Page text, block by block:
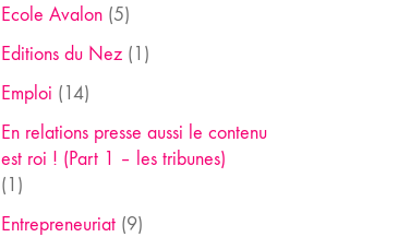
Ecole Avalon(5)
Editions du Nez(1)
Emploi (14)
En relations presse aussi le contenu
est roi ! (Part 1 – les tribunes)
(1)
Entrepreneuriat(9)